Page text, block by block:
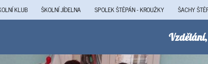
KLUB ŠKOLNÍ JÍDELNA SPOLEK ŠTĚPÁN - KROUŽKY ŠACHY
Vzdělání,